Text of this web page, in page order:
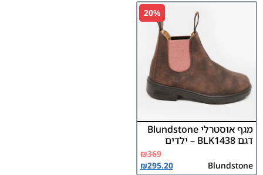
20%
מגף אוסטרלי Blundstone
דגם BLK1438 – ילדים
Blundstone
₪369
₪295.20